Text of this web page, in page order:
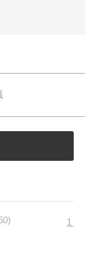
1